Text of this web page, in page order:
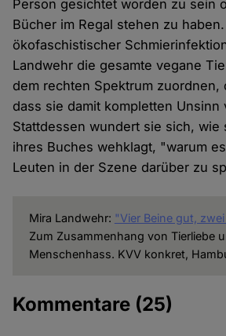
Person gesichtet worden zu sein
Bücher im Regal stehen zu
ökofaschistischer
Landwehr die gesamte vegane
dem rechten Spektrum zuordnen,
dass sie damit kompletten Unsinn
Stattdessen wundert sie sich, wie
ihres Buches wehklagt, "warum
Leuten in der Szene darüber zu
Mira Landwehr: "Vier Beine gut,
Zum Zusammenhang von Tierliebe
Menschenhass. KVV konkret,
Kommentare (25)